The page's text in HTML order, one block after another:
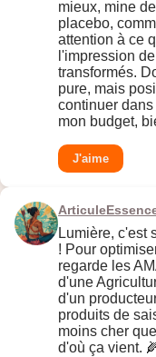
mieux, mine
placebo,
attention à ce
l'impression
transformés.
pure, mais
continuer
mon budget,
J'aime
Lumière, c'est
! Pour
regarde les
d'une
d'un
produits de
moins cher
d'où ça vient.